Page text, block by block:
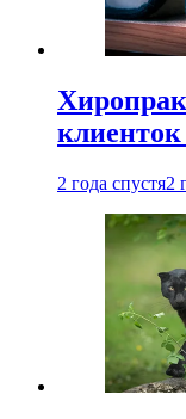
2 года спустя2